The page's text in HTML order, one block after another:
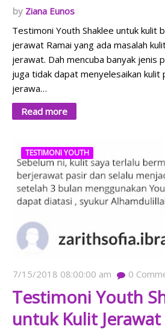
Ziana Eunos
Testimoni Youth Shaklee untuk kulit
jerawat Ramai yang ada masalah
jerawat. Dah mencuba banyak jenis
juga tidak dapat menyelesaikan kulit
jerawa…
Read more
TESTIMONI YOUTH
7/15/2018 08:00:00 am 0
Testimoni Youth
untuk Kulit Jerawat